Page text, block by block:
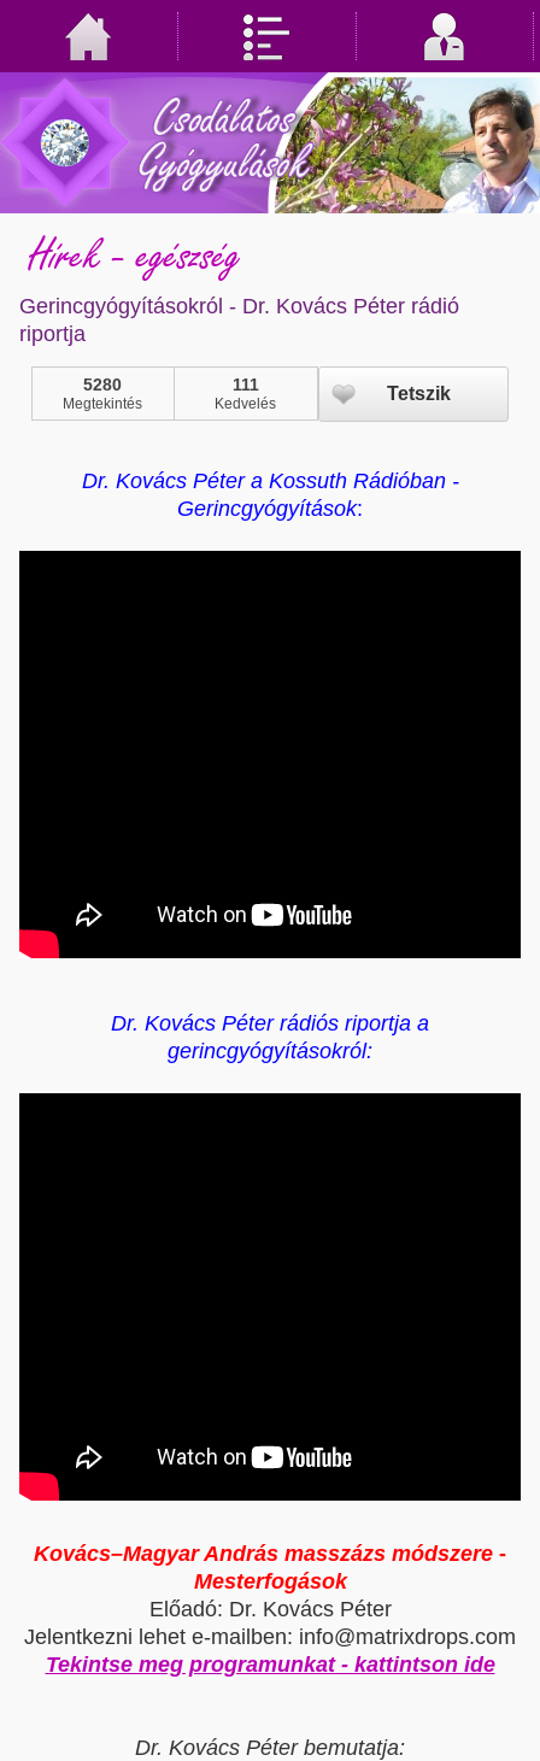
Hírek - egészség
Gerincgyógyításokról - Dr. Kovács Péter rádió
riportja
5280
Megtekintés
111
Kedvelés Tetszik
Dr. Kovács Péter a Kossuth Rádióban -
Gerincgyógyítások:
Dr. Kovács Péter rádiós riportja a
gerincgyógyításokról:
Kovács–Magyar András masszázs módszere -
Mesterfogások
Előadó: Dr. Kovács Péter
Jelentkezni lehet e-mailben: info@matrixdrops.com
Tekintse meg programunkat - kattintson ide
Dr. Kovács Péter bemutatja: